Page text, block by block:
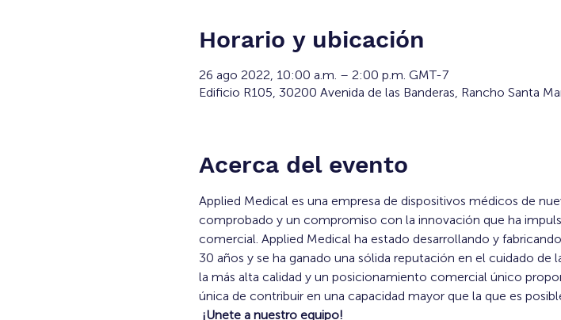
Horario y ubicación
26 ago 2022, 10:00 a.m. – 2:00 p.m. GMT-7
Edificio R105, 30200 Avenida de las Banderas, Rancho Santa
Acerca del evento
Applied Medical es una empresa de dispositivos médicos de
comprobado y un compromiso con la innovación que ha
comercial. Applied Medical ha estado desarrollando y
30 años y se ha ganado una sólida reputación en el cuidado
la más alta calidad y un posicionamiento comercial único
única de contribuir en una capacidad mayor que la que es
¡Unete a nuestro equipo!